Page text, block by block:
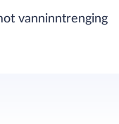
vanninntrenging